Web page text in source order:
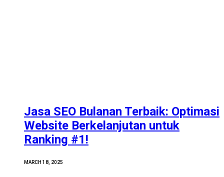
Jasa SEO Bulanan Terbaik: Optimasi
Website Berkelanjutan untuk
Ranking #1!
MARCH 18, 2025